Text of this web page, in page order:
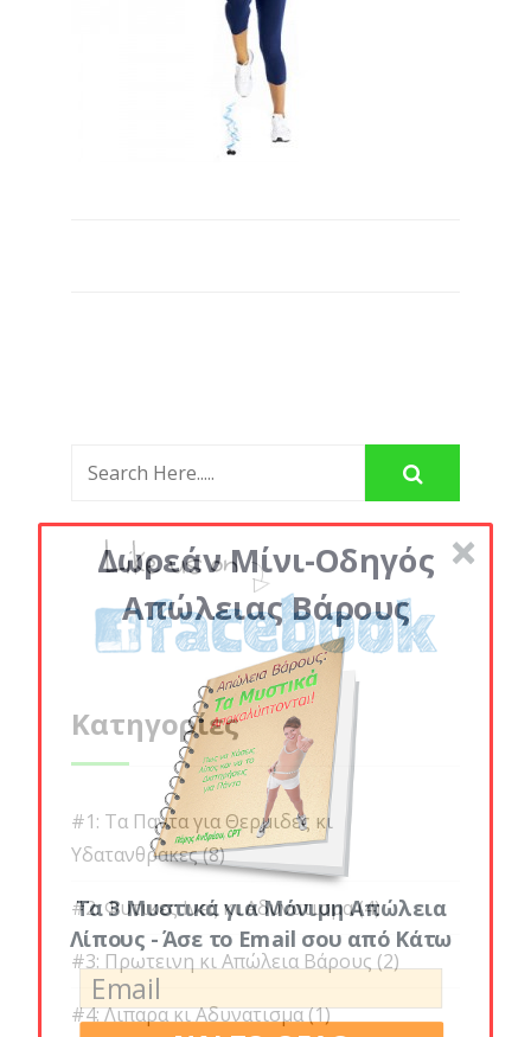
Κατηγορίες
#1: Τα Παντα για Θερμιδες κι
Υδατανθρακες(8)
#2: Φυτικες Ινες κι Αδυνατισμα(4)
#3: Πρωτεινη κι Απώλεια Βάρους (2)
#4: Λιπαρα κι Αδυνατισμα(1)
Δωρεάν Μίνι-Οδηγός
Απώλειας Βάρους
Τα 3 Μυστικά για Μόνιμη Απώλεια
Λίπους - Άσε το Email σου από Κάτω